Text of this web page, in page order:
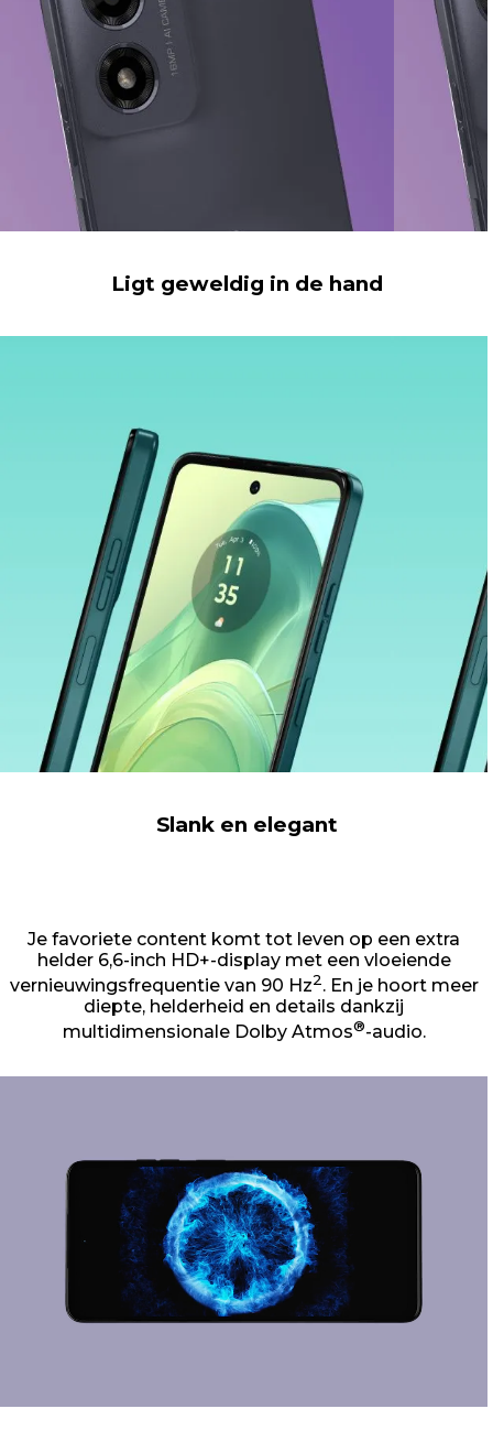
Ligt geweldig in de hand
Slank en elegant
Je favoriete content komt tot leven op een extra
helder 6,6-inch HD+-display met een vloeiende
vernieuwingsfrequentie van 90 Hz2. En je hoort meer
diepte, helderheid en details dankzij
multidimensionale Dolby Atmos®-audio.